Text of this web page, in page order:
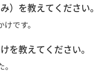
を教えてください。
です。
教えてください。